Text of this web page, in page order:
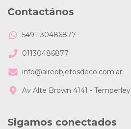
Contactános
5491130486877
01130486877
info@aireobjetosdeco.com.ar
Av Alte Brown 4141 - Temperley
Sigamos conectados